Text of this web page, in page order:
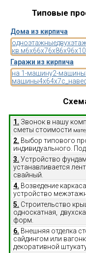
Типовые
Дома из кирпича
одноэтажные
кв.м6x66x76x86x96x10
Гаражи из кирпича
на 1-машину2-машины
машины4x64x7
1. Звонок в нашу
сметы стоимости
2. Выбор типового
индивидуального.
3. Устройство
устанавливается
свайный.
4. Возведение
устройство
5. Строительство
односкатная,
форм.
6. Внешняя отделка
сайдингом или
декоративной